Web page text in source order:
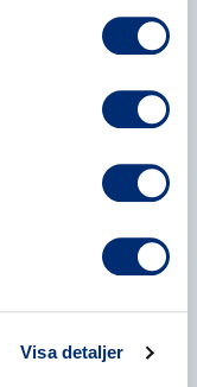
Visa detaljer